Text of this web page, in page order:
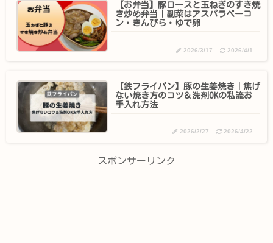
【お弁当】豚ロースと玉ねぎのすき焼
き炒め弁当｜副菜はアスパラベーコ
ン・きんぴら・ゆで卵
2026/3/17 2026/4/1
【鉄フライパン】豚の生姜焼き｜焦げ
ない焼き方のコツ＆洗剤OKの私流お
手入れ方法
2026/2/27 2026/4/22
スポンサーリンク